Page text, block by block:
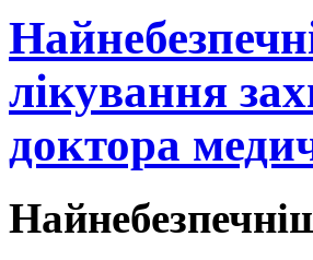
лікування
доктора